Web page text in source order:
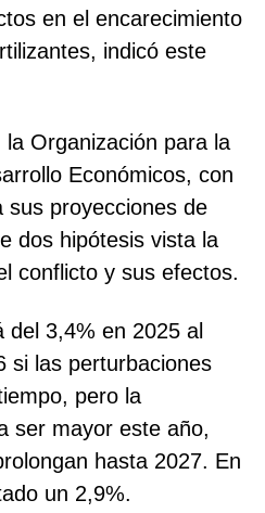
en el encarecimiento
indicó este
Organización para la
Económicos, con
proyecciones de
dos hipótesis vista la
conflicto y sus efectos.
del 3,4% en 2025 al
si las perturbaciones
pero la
ser mayor este año,
hasta 2027. En
un 2,9%.